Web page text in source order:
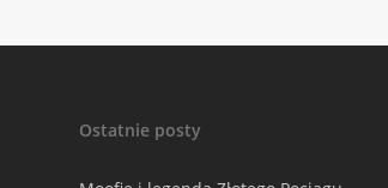
Ostatnie posty